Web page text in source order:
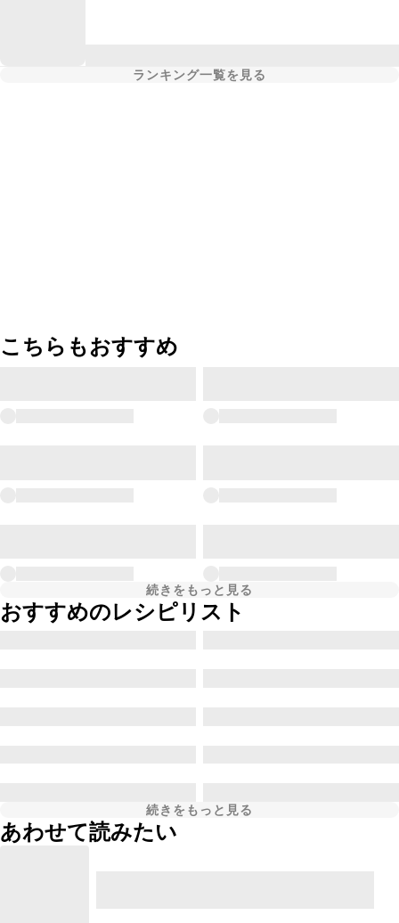
ランキング一覧を見る
こちらもおすすめ
続きをもっと見る
おすすめのレシピリスト
続きをもっと見る
あわせて読みたい